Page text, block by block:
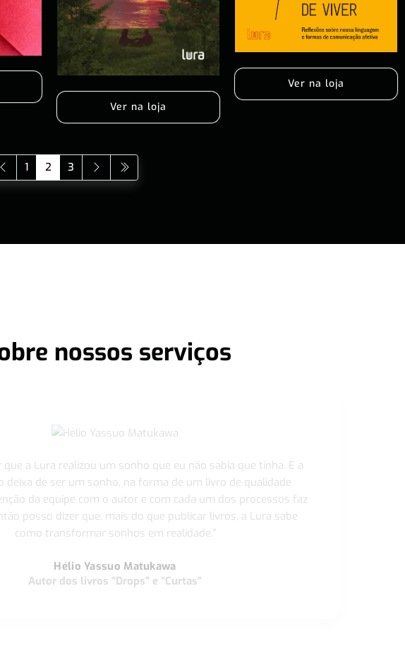
Ver na loja
Ver na loja
1 2 3
nossos serviços
que a Lura realizou um sonho que eu não sabia que tinha. E a
deixa de ser um sonho, na forma de um livro de qualidade
da equipe com o autor e com cada um dos processos faz
posso dizer que, mais do que publicar livros, a Lura sabe
como transformar sonhos em realidade."
Hélio Yassuo Matukawa
Autor dos livros "Drops" e “Curtas”